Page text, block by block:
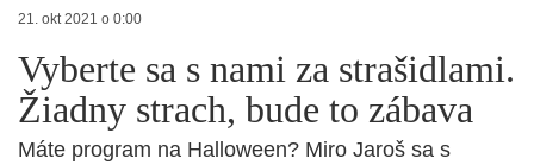
21. okt 2021 o 0:00
Vyberte sa s nami za strašidlami.
Žiadny strach, bude to zábava
Máte program na Halloween? Miro Jaroš sa s